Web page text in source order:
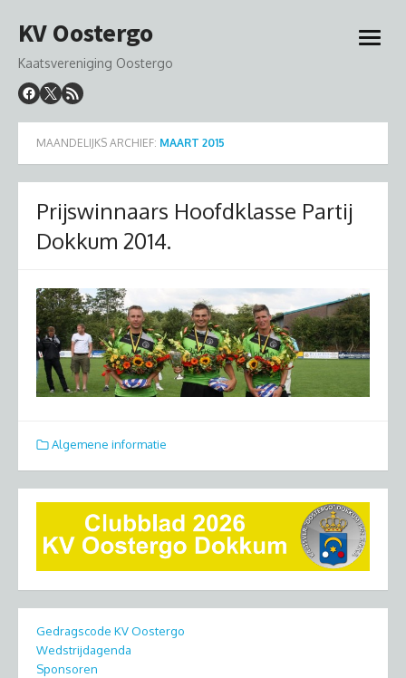
naar
inhoud
KV Oostergo
Kaatsvereniging Oostergo
open
MAANDELIJKS ARCHIEF: MAART 2015
Prijswinnaars Hoofdklasse Partij
Dokkum 2014.
Algemene informatie
Gedragscode KV Oostergo
Wedstrijdagenda
Sponsoren